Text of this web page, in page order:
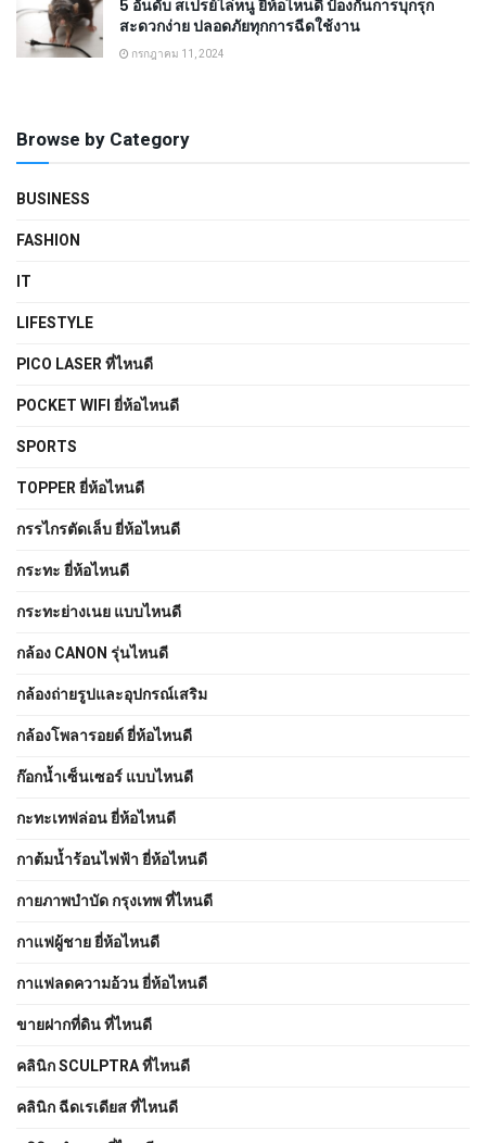
5 อันดับ สเปรย์ไล่หนู ยี่ห้อไหนดี ป้องกันการบุกรุก
สะดวกง่าย ปลอดภัยทุกการฉีดใช้งาน
กรกฎาคม 11, 2024
Browse by Category
BUSINESS
FASHION
IT
LIFESTYLE
PICO LASER ที่ไหนดี
POCKET WIFI ยี่ห้อไหนดี
SPORTS
TOPPER ยี่ห้อไหนดี
กรรไกรตัดเล็บ ยี่ห้อไหนดี
กระทะ ยี่ห้อไหนดี
กระทะย่างเนย แบบไหนดี
กล้อง CANON รุ่นไหนดี
กล้องถ่ายรูปและอุปกรณ์เสริม
กล้องโพลารอยด์ ยี่ห้อไหนดี
ก๊อกน้ำเซ็นเซอร์ แบบไหนดี
กะทะเทฟล่อน ยี่ห้อไหนดี
กาต้มน้ำร้อนไฟฟ้า ยี่ห้อไหนดี
กายภาพบําบัด กรุงเทพ ที่ไหนดี
กาแฟผู้ชาย ยี่ห้อไหนดี
กาแฟลดความอ้วน ยี่ห้อไหนดี
ขายฝากที่ดิน ที่ไหนดี
คลินิก SCULPTRA ที่ไหนดี
คลินิก ฉีดเรเดียส ที่ไหนดี